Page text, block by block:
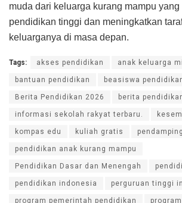
muda dari keluarga kurang mampu
pendidikan tinggi dan meningkatkan
keluarganya di masa depan.
Tags: akses pendidikan anak keluarga
bantuan pendidikan beasiswa
Berita Pendidikan 2026 berita
informasi sekolah rakyat terbaru.
kompas edu kuliah gratis
pendidikan anak kurang mampu
Pendidikan Dasar dan Menengah
pendidikan indonesia perguruan tinggi
program pemerintah pendidikan